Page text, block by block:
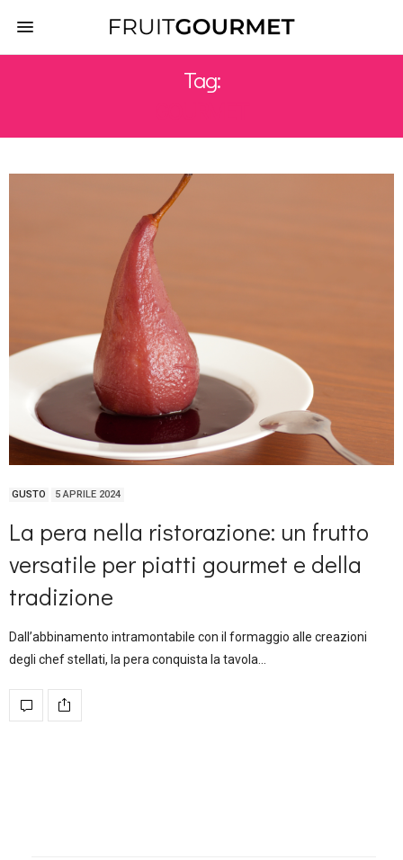
Tag:
GUSTO 5 APRILE 2024
La pera nella ristorazione: un frutto
versatile per piatti gourmet e della
tradizione
Dall’abbinamento intramontabile con il formaggio alle creazioni
degli chef stellati, la pera conquista la tavola…